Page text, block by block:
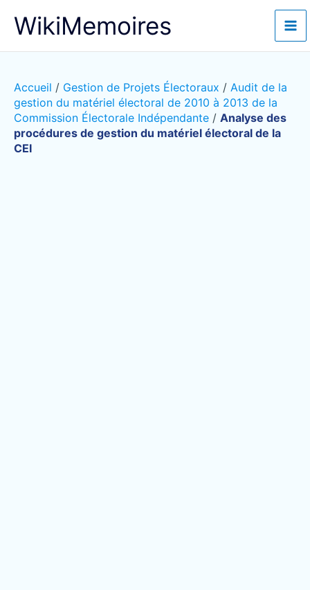
WikiMemoires
Accueil / Gestion de Projets Électoraux / Audit de la
gestion du matériel électoral de 2010 à 2013 de la
Commission Électorale Indépendante / Analyse des
procédures de gestion du matériel électoral de la
CEI